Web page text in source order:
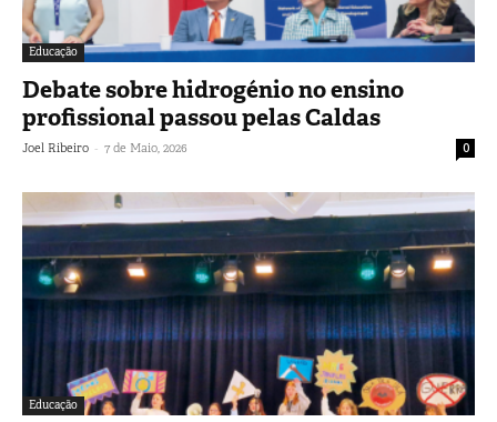
Educação
Debate sobre hidrogénio no ensino
profissional passou pelas Caldas
Joel Ribeiro - 7 de Maio, 2026 0
Educação